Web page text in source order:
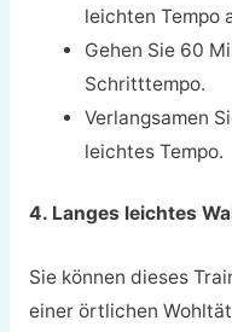
leichten Tempo
Gehen Sie 60
Schritttempo.
Verlangsamen
leichtes Tempo.
4. Langes leichtes
Sie können dieses
einer örtlichen